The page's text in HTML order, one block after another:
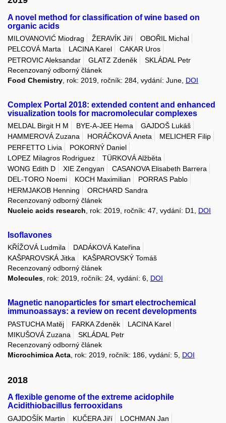
A novel method for classification of wine based on
organic acids
MILOVANOVIĆ Miodrag ŽERAVÍK Jiří
OBOŘIL Michal
PELCOVÁ Marta
LACINA Karel
CAKAR Uros
PETROVIC Aleksandar
GLATZ Zdeněk
SKLÁDAL Petr
Recenzovaný odborný článek
Food Chemistry , rok: 2019, ročník: 284, vydání: June, DOI
Complex Portal 2018: extended content and enhanced
visualization tools for macromolecular complexes
MELDAL Birgit H M BYE-A-JEE Hema
GAJDOŠ Lukáš
HAMMEROVÁ Zuzana
HORÁČKOVÁ Aneta
MELICHER Filip
PERFETTO Livia
POKORNÝ Daniel
LOPEZ Milagros Rodriguez
TÜRKOVÁ Alžběta
WONG Edith D
XIE Zengyan
CASANOVA Elisabeth Barrera
DEL-TORO Noemi
KOCH Maximilian
PORRAS Pablo
HERMJAKOB Henning
ORCHARD Sandra
Recenzovaný odborný článek
Nucleic acids research , rok: 2019, ročník: 47, vydání: D1, DOI
Isoflavones
KŘÍŽOVÁ Ludmila
DADÁKOVÁ Kateřina
KAŠPAROVSKÁ Jitka
KAŠPAROVSKÝ Tomáš
Recenzovaný odborný článek
Molecules, rok: 2019, ročník: 24, vydání: 6, DOI
Magnetic nanoparticles for smart electrochemical
immunoassays: a review on recent developments
PASTUCHA Matěj FARKA Zdeněk
LACINA Karel
MIKUŠOVÁ Zuzana
SKLÁDAL Petr
Recenzovaný odborný článek
Microchimica Acta , rok: 2019, ročník: 186, vydání: 5, DOI
2018
A flexible genome of the extreme acidophile
Acidithiobacillus ferrooxidans
GAJDOŠÍK Martin KUČERA Jiří
LOCHMAN Jan